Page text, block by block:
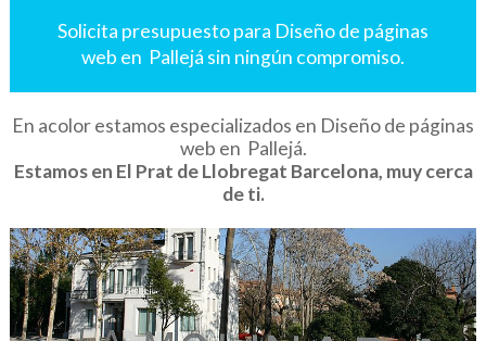
Solicita presupuesto para Diseño de páginas
web en Pallejá sin ningún compromiso.
En acolor estamos especializados en Diseño de páginas
web en Pallejá.
Estamos en El Prat de Llobregat Barcelona, muy cerca
de ti.